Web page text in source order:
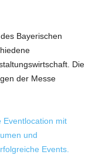
Bayerischen
Die
der Messe
Eventlocation mit
und
Events.